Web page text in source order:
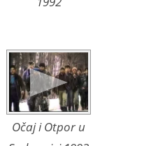
Očaj i Otpor u